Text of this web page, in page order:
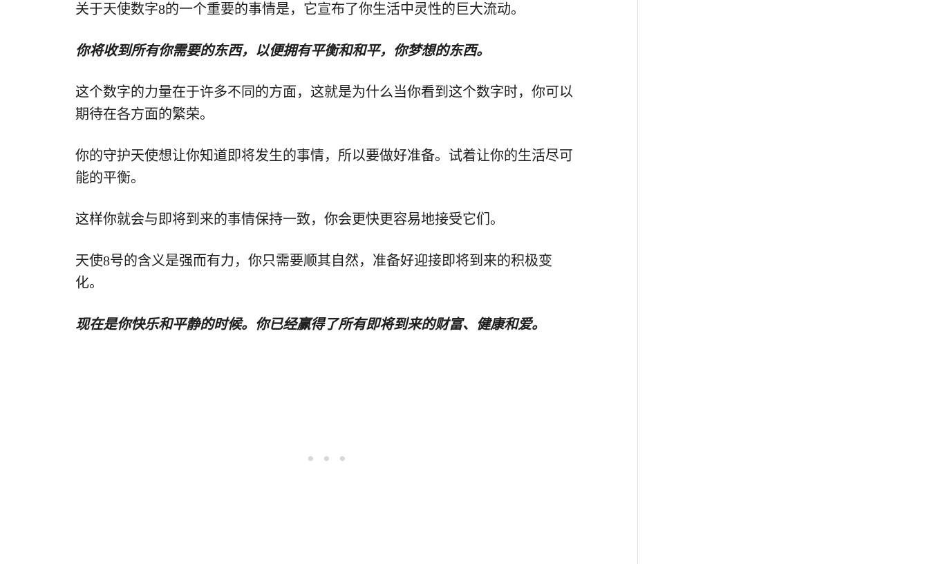
关于天使数字8的一个重要的事情是，它宣布了你生活中灵性的巨大流动。
你将收到所有你需要的东西，以便拥有平衡和和平，你梦想的东西。
这个数字的力量在于许多不同的方面，这就是为什么当你看到这个数字时，你可以
期待在各方面的繁荣。
你的守护天使想让你知道即将发生的事情，所以要做好准备。试着让你的生活尽可
能的平衡。
这样你就会与即将到来的事情保持一致，你会更快更容易地接受它们。
天使8号的含义是强而有力，你只需要顺其自然，准备好迎接即将到来的积极变
化。
现在是你快乐和平静的时候。你已经赢得了所有即将到来的财富、健康和爱。